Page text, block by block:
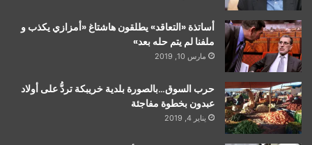
أساتذة «التعاقد» يطلقون هاشتاغ «أمزازي يكذب و
ملفنا لم يتم حله بعد»
مارس 10, 2019
حرب السوق…بالصورة بلدية خريبكة تردُّ على أولاد
عبدون بخطوة مفاجئة
يناير 4, 2019